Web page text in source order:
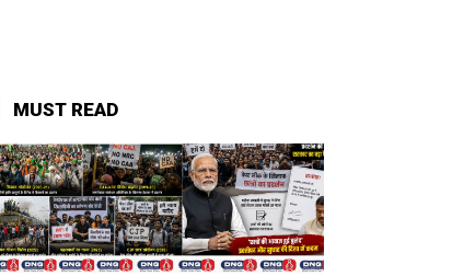
MUST READ